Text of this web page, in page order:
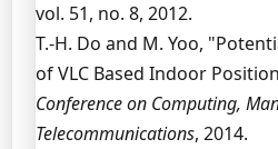
vol. 51, no. 8, 2012.
T.-H. Do and M. Yoo,
of VLC Based Indoor
Conference on Computing,
Telecommunications, 2014.